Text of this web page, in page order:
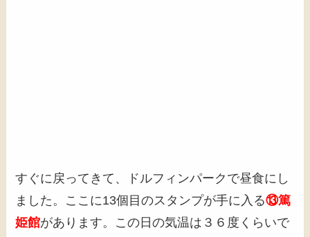
すぐに戻ってきて、ドルフィンパークで昼食にし
ました。ここに13個目のスタンプが手に入る⑬篤
姫館があります。この日の気温は３６度くらいで